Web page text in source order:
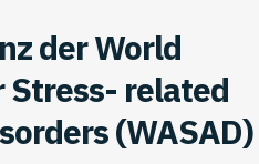
der World
related
(WASAD)